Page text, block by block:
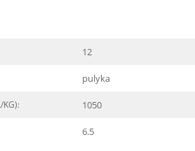
12
pulyka
KG): 1050
6.5